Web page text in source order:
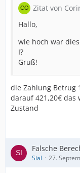
Zitat von
Hallo,
wie hoch war
I?
Gruß!
die Zahlung Betrug
darauf 421,20€
Zustand
Falsche
Sial 27.